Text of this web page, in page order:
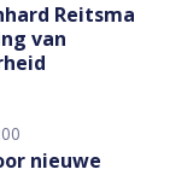
Reitsma
van
nieuwe